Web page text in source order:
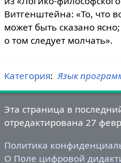
Витгенштейна: «То, что
может быть сказано
о том следует молчать».
Категория: Язык
Эта страница в
отредактирована 27
Политика
О Поле цифровой